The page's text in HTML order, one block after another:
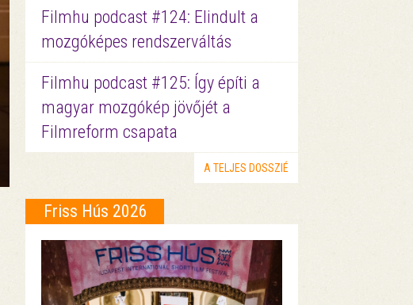
Filmhu podcast #124: Elindult a
mozgóképes rendszerváltás
Filmhu podcast #125: Így építi a
magyar mozgókép jövőjét a
Filmreform csapata
A TELJES DOSSZIÉ
Friss Hús 2026